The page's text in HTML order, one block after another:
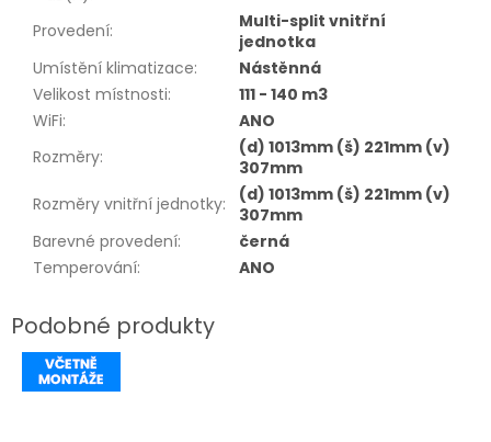
Provedení:
Multi-split vnitřní
jednotka
Umístění klimatizace:
Nástěnná
Velikost místnosti:
111 - 140 m3
WiFi:
ANO
Rozměry:
(d) 1013mm (š) 221mm (v)
307mm
Rozměry vnitřní jednotky:
(d) 1013mm (š) 221mm (v)
307mm
Barevné provedení:
černá
Temperování: ANO